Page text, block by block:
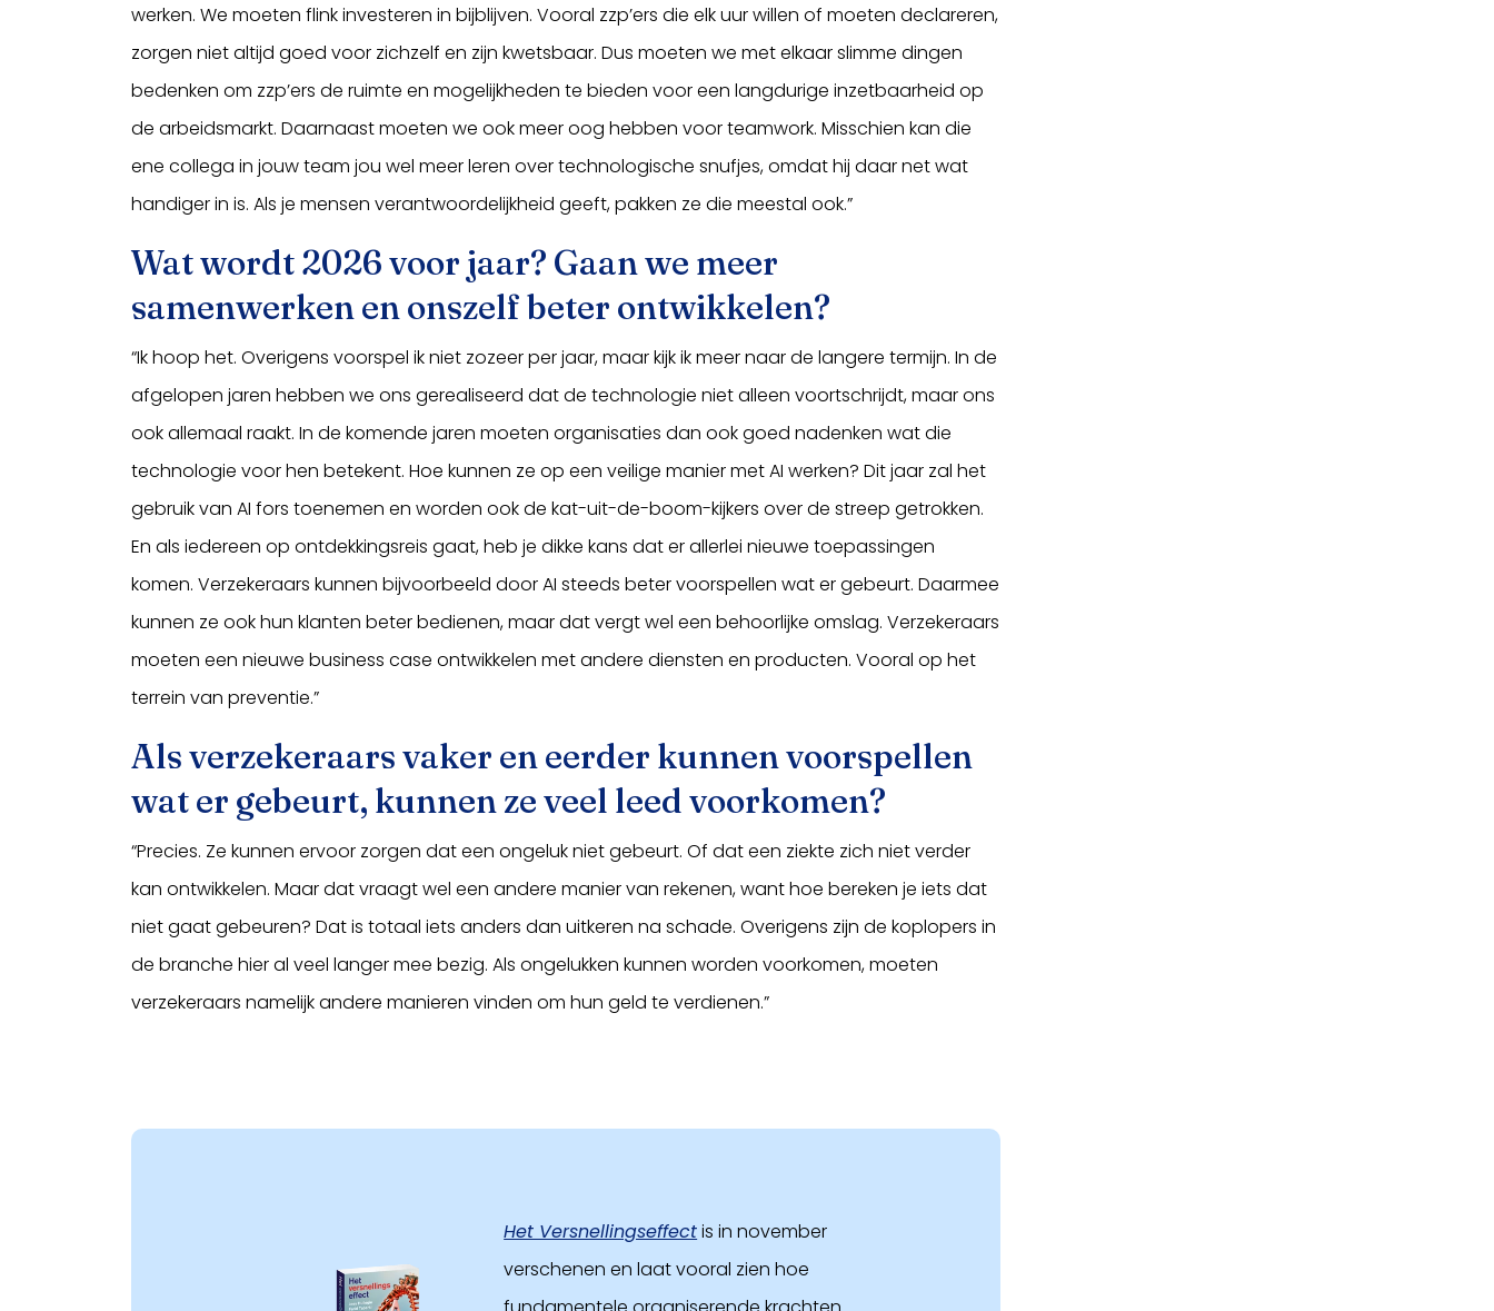
werken. We moeten flink investeren in bijblijven. Vooral zzp’ers die elk uur willen of moeten declareren,
zorgen niet altijd goed voor zichzelf en zijn kwetsbaar. Dus moeten we met elkaar slimme dingen
bedenken om zzp’ers de ruimte en mogelijkheden te bieden voor een langdurige inzetbaarheid op
de arbeidsmarkt. Daarnaast moeten we ook meer oog hebben voor teamwork. Misschien kan die
ene collega in jouw team jou wel meer leren over technologische snufjes, omdat hij daar net wat
handiger in is. Als je mensen verantwoordelijkheid geeft, pakken ze die meestal ook.”
Wat wordt 2026 voor jaar? Gaan we meer
samenwerken en onszelf beter ontwikkelen?
“Ik hoop het. Overigens voorspel ik niet zozeer per jaar, maar kijk ik meer naar de langere termijn. In de
afgelopen jaren hebben we ons gerealiseerd dat de technologie niet alleen voortschrijdt, maar ons
ook allemaal raakt. In de komende jaren moeten organisaties dan ook goed nadenken wat die
technologie voor hen betekent. Hoe kunnen ze op een veilige manier met AI werken? Dit jaar zal het
gebruik van AI fors toenemen en worden ook de kat-uit-de-boom-kijkers over de streep getrokken.
En als iedereen op ontdekkingsreis gaat, heb je dikke kans dat er allerlei nieuwe toepassingen
komen. Verzekeraars kunnen bijvoorbeeld door AI steeds beter voorspellen wat er gebeurt. Daarmee
kunnen ze ook hun klanten beter bedienen, maar dat vergt wel een behoorlijke omslag. Verzekeraars
moeten een nieuwe business case ontwikkelen met andere diensten en producten. Vooral op het
terrein van preventie.”
Als verzekeraars vaker en eerder kunnen voorspellen
wat er gebeurt, kunnen ze veel leed voorkomen?
“Precies. Ze kunnen ervoor zorgen dat een ongeluk niet gebeurt. Of dat een ziekte zich niet verder
kan ontwikkelen. Maar dat vraagt wel een andere manier van rekenen, want hoe bereken je iets dat
niet gaat gebeuren? Dat is totaal iets anders dan uitkeren na schade. Overigens zijn de koplopers in
de branche hier al veel langer mee bezig. Als ongelukken kunnen worden voorkomen, moeten
verzekeraars namelijk andere manieren vinden om hun geld te verdienen.”
Het Versnellingseffectis in november
verschenen en laat vooral zien hoe